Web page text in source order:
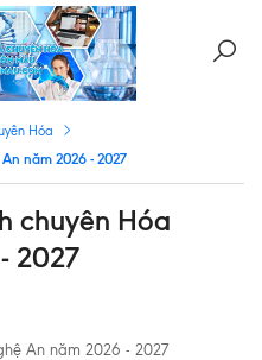
Hóa
năm 2026 - 2027
chuyên Hóa
2027
An năm 2026 - 2027